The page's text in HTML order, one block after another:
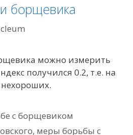
борщевика
можно измерить
получился 0.2, т.е. на
с борщевиком
, меры борьбы с